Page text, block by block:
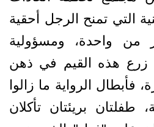
التي تمنح الرجل أحقية
من واحدة، ومسؤولية
زرع هذه القيم في ذهن
الرواية ما زالوا
بريئتان تأكلان